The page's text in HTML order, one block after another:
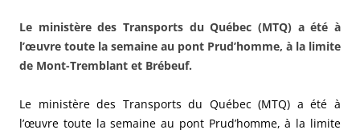
Le ministère des Transports du Québec (MTQ) a été à
l’œuvre toute la semaine au pont Prud’homme, à la limite
de Mont-Tremblant et Brébeuf.
Le ministère des Transports du Québec (MTQ) a été à
l’œuvre toute la semaine au pont Prud’homme, à la limite